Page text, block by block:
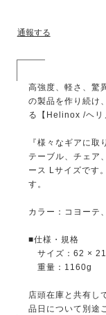
通報する
高強度、軽さ、驚
の製品を作り続け
る【Helinox /ヘリ
『様々なギアに取
テーブル、チェア
ース Lサイズです
す。
カラー：コヨーテ
■仕様・規格
サイズ：62 × 21
重量：1160g
店頭在庫と共有し
品日について別途